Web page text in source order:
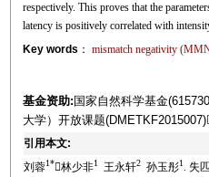
respectively. This proves that the
latency is positively correlated with
Key words ： mismatch negativity
基金资助: 国家自然科学基金
大学）开放课题
引用本文:
刘蓉1*林少非1 王永轩2孙玉彤1 . 失